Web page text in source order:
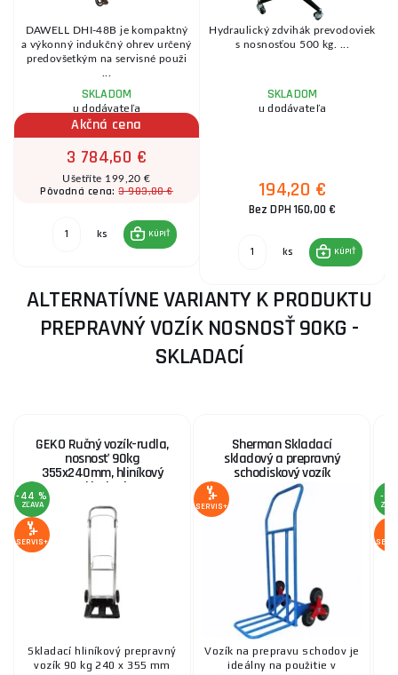
DAWELL DHI-48B je kompaktný
a výkonný indukčný ohrev určený
predovšetkým na servisné použi
SKLADOM
u dodávateľa
Akčná cena
3 784,60 €
Ušetříte 199,20 €
Pôvodná cena:3 983,80 €
ks KÚPIŤ
Hydraulický zdvihák prevodoviek
s nosnosťou 500 kg. ...
SKLADOM
u dodávateľa
194,20 €
Bez DPH 160,00 €
ks KÚPIŤ
ALTERNATÍVNE VARIANTY K PRODUKTU
PREPRAVNÝ VOZÍK NOSNOSŤ 90KG -
SKLADACÍ
GEKO Ručný vozík-rudla,
nosnosť 90kg
355x240mm, hliníkový
skladací
-44 %
ZĽAVA
SERVIS+
Skladací hliníkový prepravný
vozík 90 kg 240 x 355 mm
Sherman Skladací
skladový a prepravný
schodiskový vozík
SERVIS+
Vozík na prepravu schodov je
ideálny na použitie v
-3